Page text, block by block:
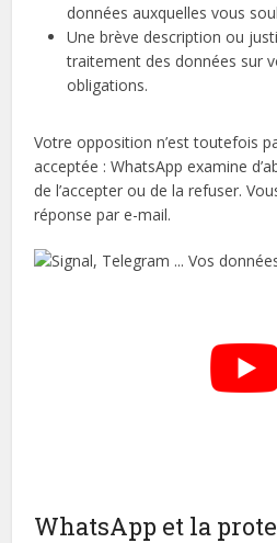
données auxquelles vous
Une brève description ou
traitement des données sur
obligations.
Votre opposition n’est toutefois
acceptée : WhatsApp examine
de l’accepter ou de la refuser.
réponse par e-mail.
WhatsApp et la